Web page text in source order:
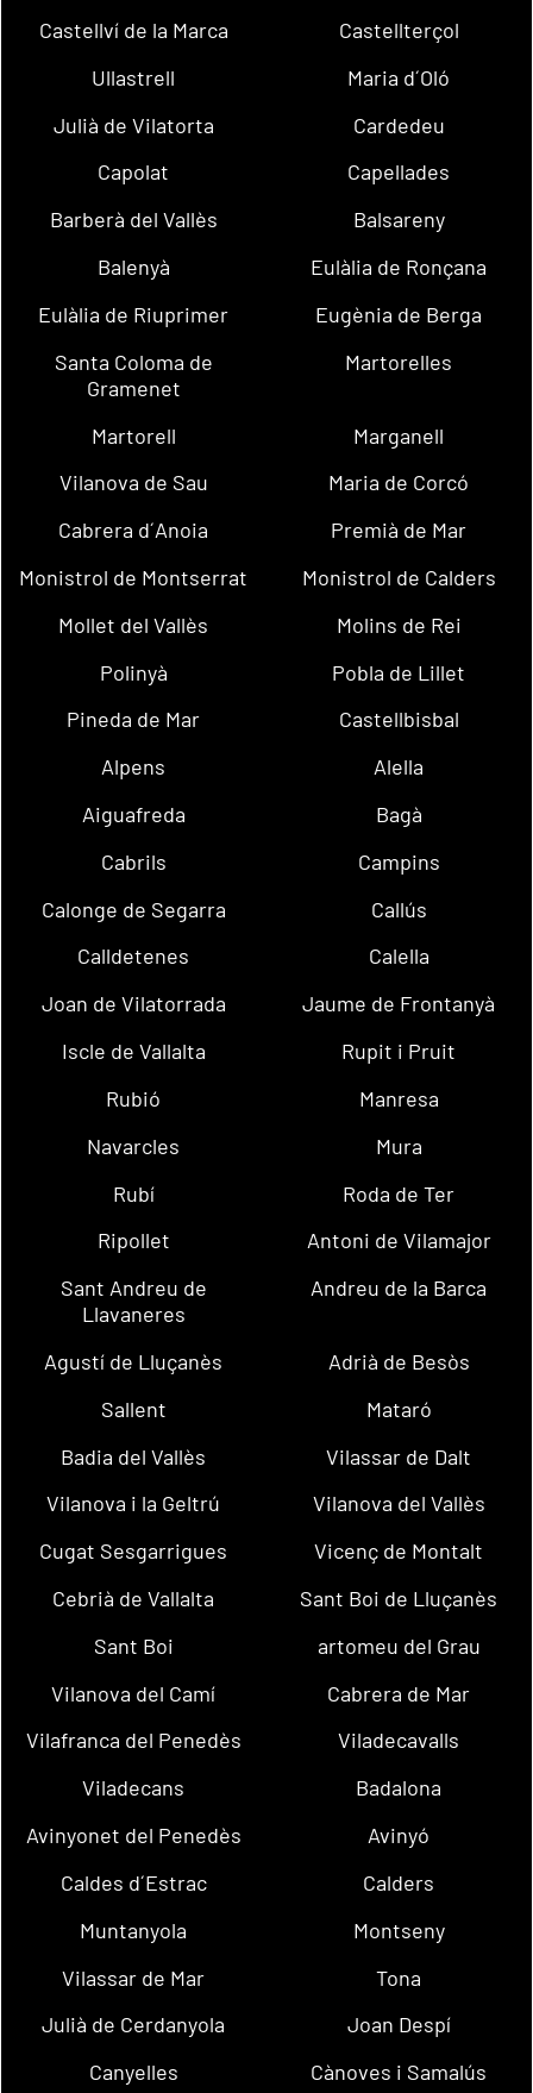
Castellví de la Marca
Castellterçol
Ullastrell
Maria d´Oló
Julià de Vilatorta
Cardedeu
Capolat
Capellades
Barberà del Vallès
Balsareny
Balenyà
Eulàlia de Ronçana
Eulàlia de Riuprimer
Eugènia de Berga
Santa Coloma de
Gramenet
Martorelles
Martorell
Marganell
Vilanova de Sau
Maria de Corcó
Cabrera d´Anoia
Premià de Mar
Monistrol de Montserrat
Monistrol de Calders
Mollet del Vallès
Molins de Rei
Polinyà
Pobla de Lillet
Pineda de Mar
Castellbisbal
Alpens
Alella
Aiguafreda
Bagà
Cabrils
Campins
Calonge de Segarra
Callús
Calldetenes
Calella
Joan de Vilatorrada
Jaume de Frontanyà
Iscle de Vallalta
Rupit i Pruit
Rubió
Manresa
Navarcles
Mura
Rubí
Roda de Ter
Ripollet
Antoni de Vilamajor
Sant Andreu de
Llavaneres
Andreu de la Barca
Agustí de Lluçanès
Adrià de Besòs
Sallent
Mataró
Badia del Vallès
Vilassar de Dalt
Vilanova i la Geltrú
Vilanova del Vallès
Cugat Sesgarrigues
Vicenç de Montalt
Cebrià de Vallalta
Sant Boi de Lluçanès
Sant Boi
artomeu del Grau
Vilanova del Camí
Cabrera de Mar
Vilafranca del Penedès
Viladecavalls
Viladecans
Badalona
Avinyonet del Penedès
Avinyó
Caldes d´Estrac
Calders
Muntanyola
Montseny
Vilassar de Mar
Tona
Julià de Cerdanyola
Joan Despí
Canyelles
Cànoves i Samalús